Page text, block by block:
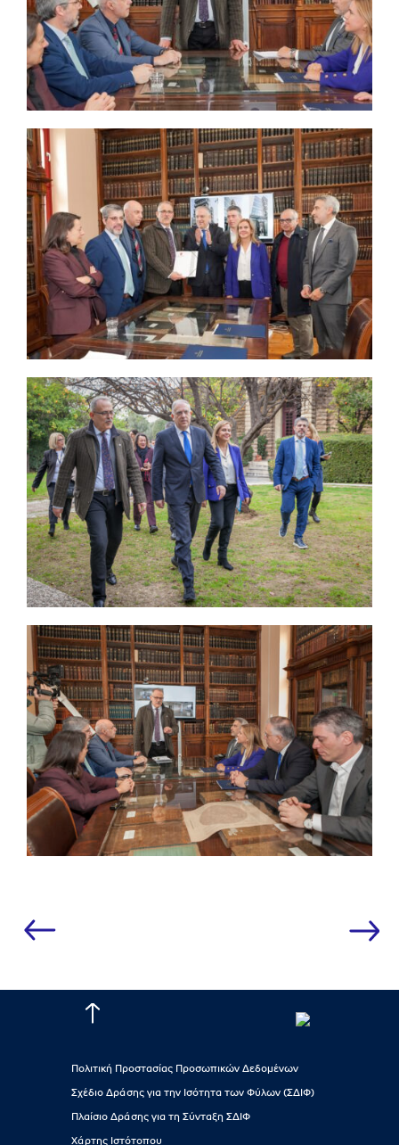
Πολιτική Προστασίας Προσωπικών Δεδομένων
Σχέδιο Δράσης για την Ισότητα των Φύλων (ΣΔΙΦ)
Πλαίσιο Δράσης για τη Σύνταξη ΣΔΙΦ
Χάρτης Ιστότοπου